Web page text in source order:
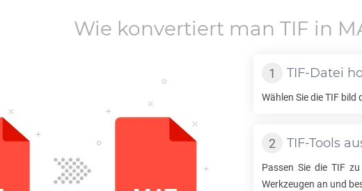
Wie konvertiert man TIF in
TIF-Datei
Wählen Sie dieTIF bild
TIF-Tools
Passen Sie die TIFzu
Werkzeugen an und